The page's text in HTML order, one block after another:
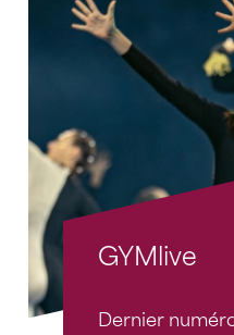
GYMlive
Dernier